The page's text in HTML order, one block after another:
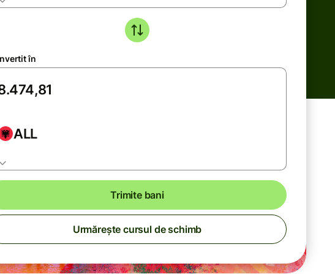
în
ALL
Trimite bani
Urmărește cursul de schimb